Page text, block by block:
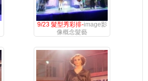
9/23 髮型秀彩排-image影
像概念髮藝